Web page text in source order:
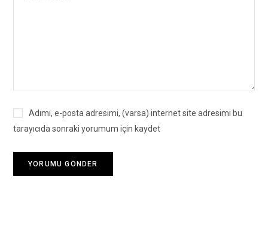
Adımı, e-posta adresimi, (varsa) internet site adresimi bu
tarayıcıda sonraki yorumum için kaydet